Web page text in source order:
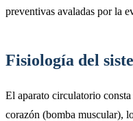
preventivas avaladas por la
Fisiología del
El aparato circulatorio
corazón (bomba muscular),